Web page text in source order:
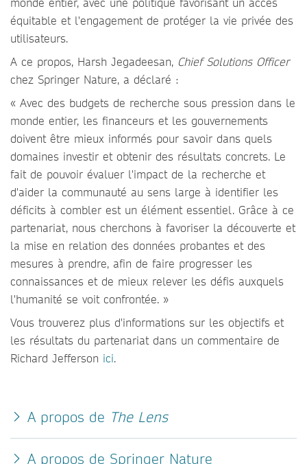
équitable et l'engagement de protéger la vie privée des
utilisateurs.
A ce propos, Harsh Jegadeesan, Chief Solutions Officer
chez Springer Nature, a déclaré :
« Avec des budgets de recherche sous pression dans le
monde entier, les financeurs et les gouvernements
doivent être mieux informés pour savoir dans quels
domaines investir et obtenir des résultats concrets. Le
fait de pouvoir évaluer l'impact de la recherche et
d'aider la communauté au sens large à identifier les
déficits à combler est un élément essentiel. Grâce à ce
partenariat, nous cherchons à favoriser la découverte et
la mise en relation des données probantes et des
mesures à prendre, afin de faire progresser les
connaissances et de mieux relever les défis auxquels
l'humanité se voit confrontée. »
Vous trouverez plus d'informations sur les objectifs et
les résultats du partenariat dans un commentaire de
Richard Jefferson ici.
A propos de The Lens
A propos de Springer Nature